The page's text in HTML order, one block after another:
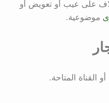
على عيب أو تعويض أو
موضوعية.
القناة المتاحة.